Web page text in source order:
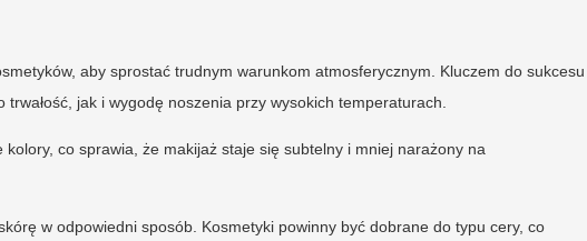
aby sprostać trudnym warunkom atmosferycznym. Kluczem do sukcesu
jak i wygodę noszenia przy wysokich temperaturach.
co sprawia, że makijaż staje się subtelny i mniej narażony na
w odpowiedni sposób. Kosmetyki powinny być dobrane do typu cery, co